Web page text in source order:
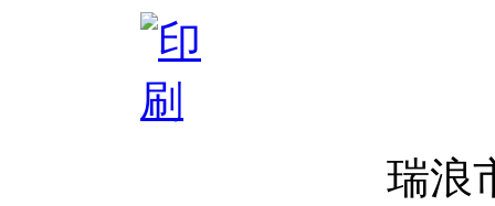
瑞浪